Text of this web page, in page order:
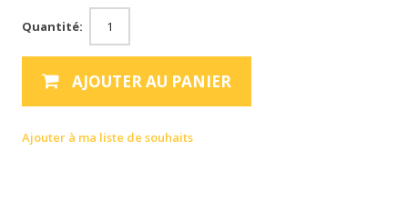
Quantité:
AJOUTER AU PANIER
Ajouter à ma liste de souhaits